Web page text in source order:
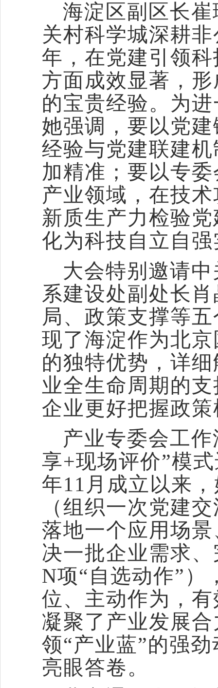
海淀区副区长
关村科学城深耕
年，在党建引领
方面成效显著，
的宝贵经验。为
她强调，要以党
经验与党建联建
加精准；要以专
产业领域，在技
新质生产力检验
化为科技自立自
大会特别邀请
系建设处副处长
局、政策支撑等
现了海淀作为北
的独特优势，详
业全生命周期的
企业更好把握政
产业专委会工
享+现场评价”模
年11月成立以来
（组织一次党建
落地一个应用场
决一批企业需求
N项“自选动作”）
位、主动作为，
凝聚了产业发展
领“产业蓝”的强
亮眼答卷。